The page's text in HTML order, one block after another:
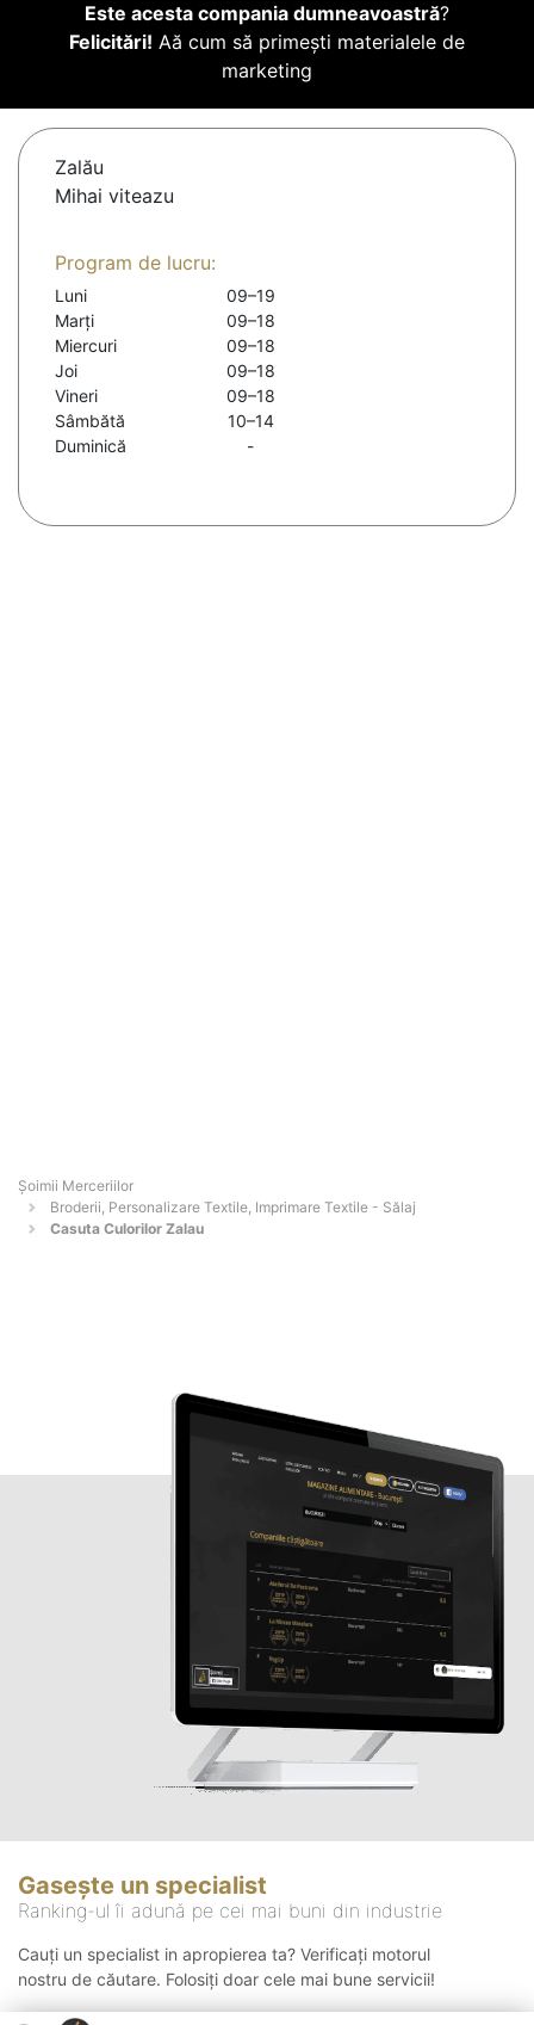
Este acesta compania dumneavoastră?
Felicitări! Aă cum să primești materialele de
marketing
Zalău
Mihai viteazu
Program de lucru:
Luni
09–19
Marți
09–18
Miercuri
09–18
Joi
09–18
Vineri
09–18
Sâmbătă
10–14
Duminică
-
Șoimii Merceriilor
Broderii, Personalizare Textile, Imprimare Textile - Sălaj
Casuta Culorilor Zalau
Gasește un specialist
Ranking-ul îi adună pe cei mai buni din industrie
Cauți un specialist in apropierea ta? Verificați motorul
nostru de căutare. Folosiți doar cele mai bune servicii!